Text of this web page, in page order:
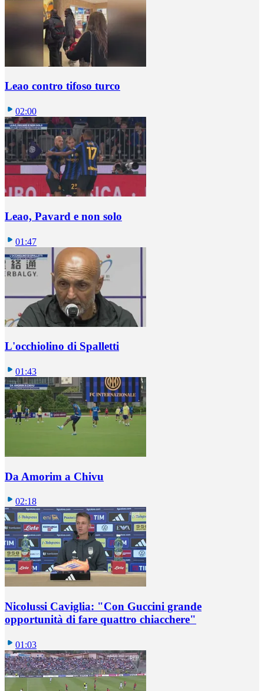
Leao contro tifoso turco
02:00
Leao, Pavard e non solo
01:47
L'occhiolino di Spalletti
01:43
Da Amorim a Chivu
02:18
Nicolussi Caviglia: "Con Guccini grande
opportunità di fare quattro chiacchere"
01:03